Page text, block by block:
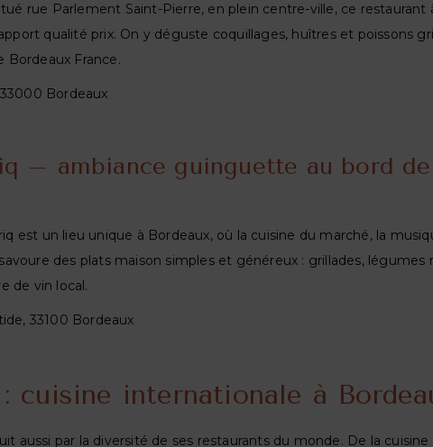
rue Parlement Saint-Pierre, en plein centre-ville, ce restaurant
qualité prix. On y déguste coquillages, huîtres et poissons
France.
Bordeaux
– ambiance guinguette au bord de
est un lieu unique à Bordeaux, où la cuisine du marché, la
des plats maison simples et généreux : grillades, légumes
de vin local.
33100 Bordeaux
cuisine internationale à
aussi par la diversité de ses restaurants du monde. De la cuisine